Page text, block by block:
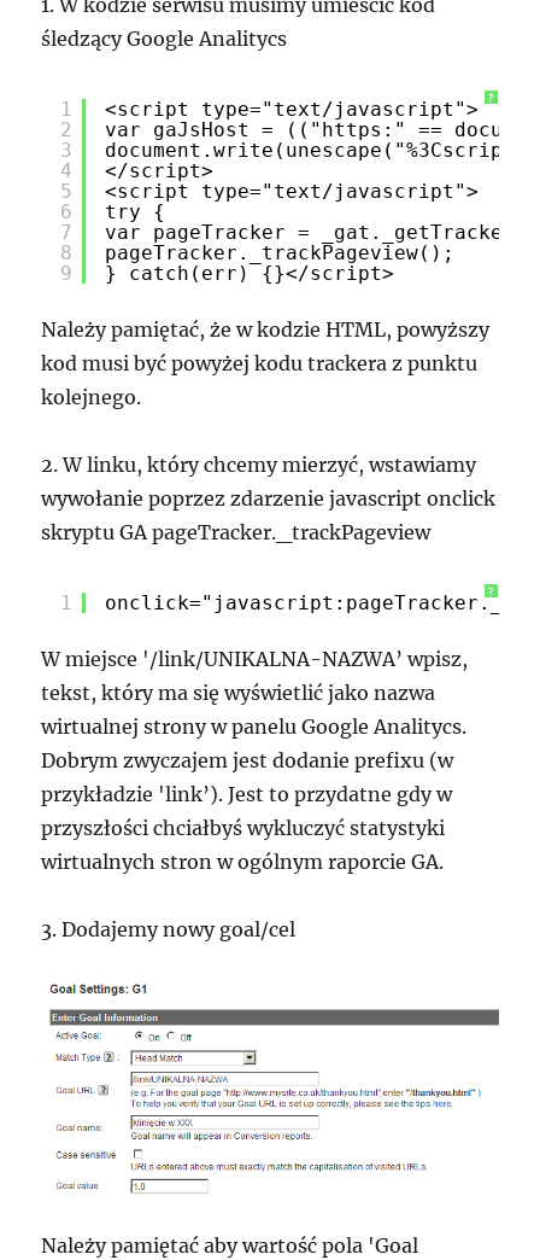
1. W kodzie serwisu musimy umieścić kod
śledzący Google Analitycs
?
1
2
3
4
5
6
7
8
9
<script type="text/javascript">
var gaJsHost = (("https:" ==
</script>
<script type="text/javascript">
try {
var pageTracker =
pageTracker._trackPageview();
} catch(err) {}</script>
Należy pamiętać, że w kodzie HTML, powyższy
kod musi być powyżej kodu trackera z punktu
kolejnego.
2. W linku, który chcemy mierzyć, wstawiamy
wywołanie poprzez zdarzenie javascript onclick
skryptu GA pageTracker._trackPageview
?
1
W miejsce '/link/UNIKALNA-NAZWA’ wpisz,
tekst, który ma się wyświetlić jako nazwa
wirtualnej strony w panelu Google Analitycs.
Dobrym zwyczajem jest dodanie prefixu (w
przykładzie 'link’). Jest to przydatne gdy w
przyszłości chciałbyś wykluczyć statystyki
wirtualnych stron w ogólnym raporcie GA.
3. Dodajemy nowy goal/cel
Należy pamiętać aby wartość pola 'Goal